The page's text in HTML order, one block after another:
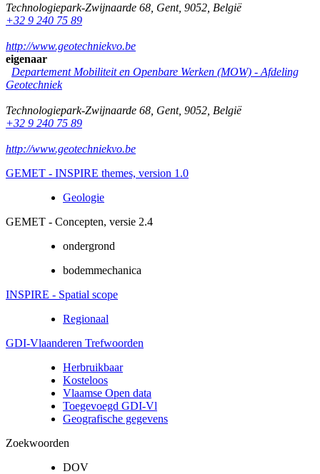
Technologiepark-Zwijnaarde 68 Gent, 9052 België
+32 9 240 75 89
http://www.geotechniekvo.be
eigenaar
Departement Mobiliteit en Openbare Werken (MOW) - Afdeling
Geotechniek
Technologiepark-Zwijnaarde 68 Gent, 9052 België
+32 9 240 75 89
http://www.geotechniekvo.be
GEMET - INSPIRE themes, version 1.0
Geologie
GEMET - Concepten, versie 2.4
ondergrond
bodemmechanica
INSPIRE - Spatial scope
Regionaal
GDI-Vlaanderen Trefwoorden
Herbruikbaar
Kosteloos
Vlaamse Open data
Toegevoegd GDI-Vl
Geografische gegevens
Zoekwoorden
DOV